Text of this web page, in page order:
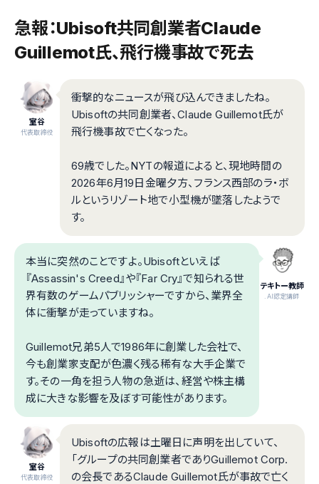
急報：Ubisoft共同創業者Claude
Guillemot氏、飛行機事故で死去
室谷
代表取締役
衝撃的なニュースが飛び込んできましたね。
Ubisoftの共同創業者、Claude Guillemot氏が
飛行機事故で亡くなった。
69歳でした。NYTの報道によると、現地時間の
2026年6月19日金曜夕方、フランス西部のラ・ボ
ルというリゾート地で小型機が墜落したようで
す。
テキトー教師
.AI認定講師
本当に突然のことですよ。Ubisoftといえば
『Assassin's Creed』や『Far Cry』で知られる世
界有数のゲームパブリッシャーですから、業界全
体に衝撃が走っていますね。
Guillemot兄弟5人で1986年に創業した会社で、
今も創業家支配が色濃く残る稀有な大手企業で
す。その一角を担う人物の急逝は、経営や株主構
成に大きな影響を及ぼす可能性があります。
室谷
代表取締役
Ubisoftの広報は土曜日に声明を出していて、
「グループの共同創業者でありGuillemot Corp.
の会長であるClaude Guillemot氏が事故で亡く